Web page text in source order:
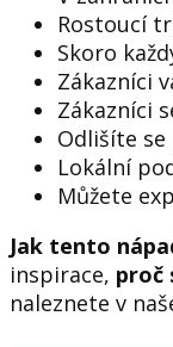
Rostoucí
Skoro
Zákazníci
Zákazníci
Odlišíte
Lokální
Můžete
Jak tento
inspirace, proč
naleznete v